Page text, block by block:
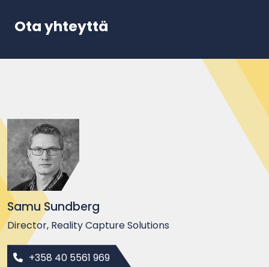
Ota yhteyttä
Samu Sundberg
Director, Reality Capture Solutions
+358 40 5561 969